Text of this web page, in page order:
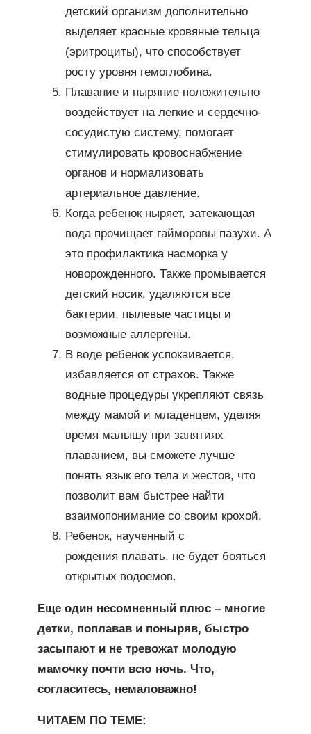
детский организм дополнительно
выделяет красные кровяные тельца
(эритроциты), что способствует
росту уровня гемоглобина.
Плавание и ныряние положительно
воздействует на легкие и сердечно-
сосудистую систему, помогает
стимулировать кровоснабжение
органов и нормализовать
артериальное давление.
Когда ребенок ныряет, затекающая
вода прочищает гайморовы пазухи. А
это профилактика насморка у
новорожденного. Также промывается
детский носик, удаляются все
бактерии, пылевые частицы и
возможные аллергены.
В воде ребенок успокаивается,
избавляется от страхов. Также
водные процедуры укрепляют связь
между мамой и младенцем, уделяя
время малышу при занятиях
плаванием, вы сможете лучше
понять язык его тела и жестов, что
позволит вам быстрее найти
взаимопонимание со своим крохой.
Ребенок, наученный с
рождения плавать, не будет бояться
открытых водоемов.
Еще один несомненный плюс – многие
детки, поплавав и поныряв, быстро
засыпают и не тревожат молодую
мамочку почти всю ночь. Что,
согласитесь, немаловажно!
ЧИТАЕМ ПО ТЕМЕ: